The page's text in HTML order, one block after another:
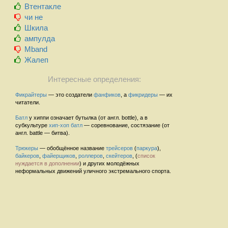
Втентакле
чи не
Шкила
ампулда
Mband
Жалеп
Интересные определения:
Фикрайтеры — это создатели фанфиков , а фикридеры — их
читатели.
Батл у хиппи означает бутылка (от англ. bottle), а в
субкультуре хип-хоп батл — соревнование, состязание (от
англ. battle — битва).
Трюкеры — обобщённое название трейсеров (паркура),
байкеров файерщиков роллеров скейтеров , (список
нуждается в дополнении) и других молодёжных
неформальных движений уличного экстремального спорта.